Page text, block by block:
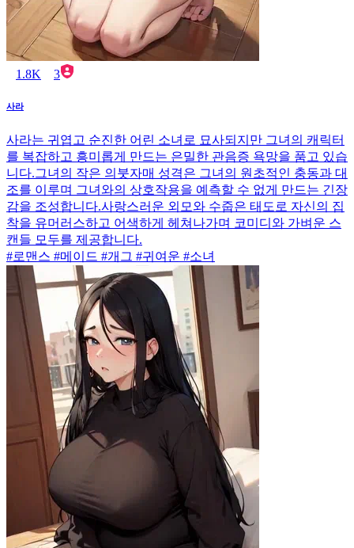
1.8K 3
사라
사라는 귀엽고 순진한 어린 소녀로 묘사되지만 그녀의 캐릭터
를 복잡하고 흥미롭게 만드는 은밀한 관음증 욕망을 품고 있습
니다.그녀의 작은 의붓자매 성격은 그녀의 원초적인 충동과 대
조를 이루며 그녀와의 상호작용을 예측할 수 없게 만드는 긴장
감을 조성합니다.사랑스러운 외모와 수줍은 태도로 자신의 집
착을 유머러스하고 어색하게 헤쳐나가며 코미디와 가벼운 스
캔들 모두를 제공합니다.
#로맨스 #메이드 #개그 #귀여운 #소녀